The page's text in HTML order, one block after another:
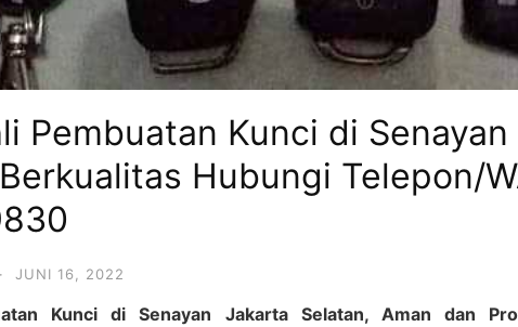
Pembuatan Kunci di
Hubungi Telepon/
· JUNI 16, 2022
Kunci di Senayan Jakarta Selatan, Aman dan